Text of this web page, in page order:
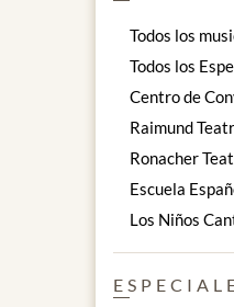
Todos los
Todos los
Centro de
Raimund
Ronacher
Escuela
Los Niños